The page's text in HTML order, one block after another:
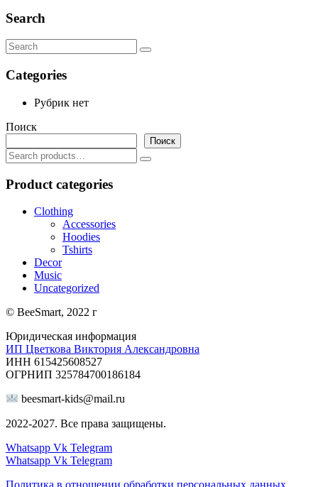
Search
Categories
Рубрик нет
Поиск
Поиск
Search
for:
Product categories
Clothing
Accessories
Hoodies
Tshirts
Decor
Music
Uncategorized
© BeeSmart, 2022 г
Юридическая информация
ИП Цветкова Виктория Александровна
ИНН 615425608527
ОГРНИП 325784700186184
beesmart-kids@mail.ru
2022-2027. Все права защищены.
Whatsapp Vk Telegram
Whatsapp Vk Telegram
Политика в отношении обработки персональных данных